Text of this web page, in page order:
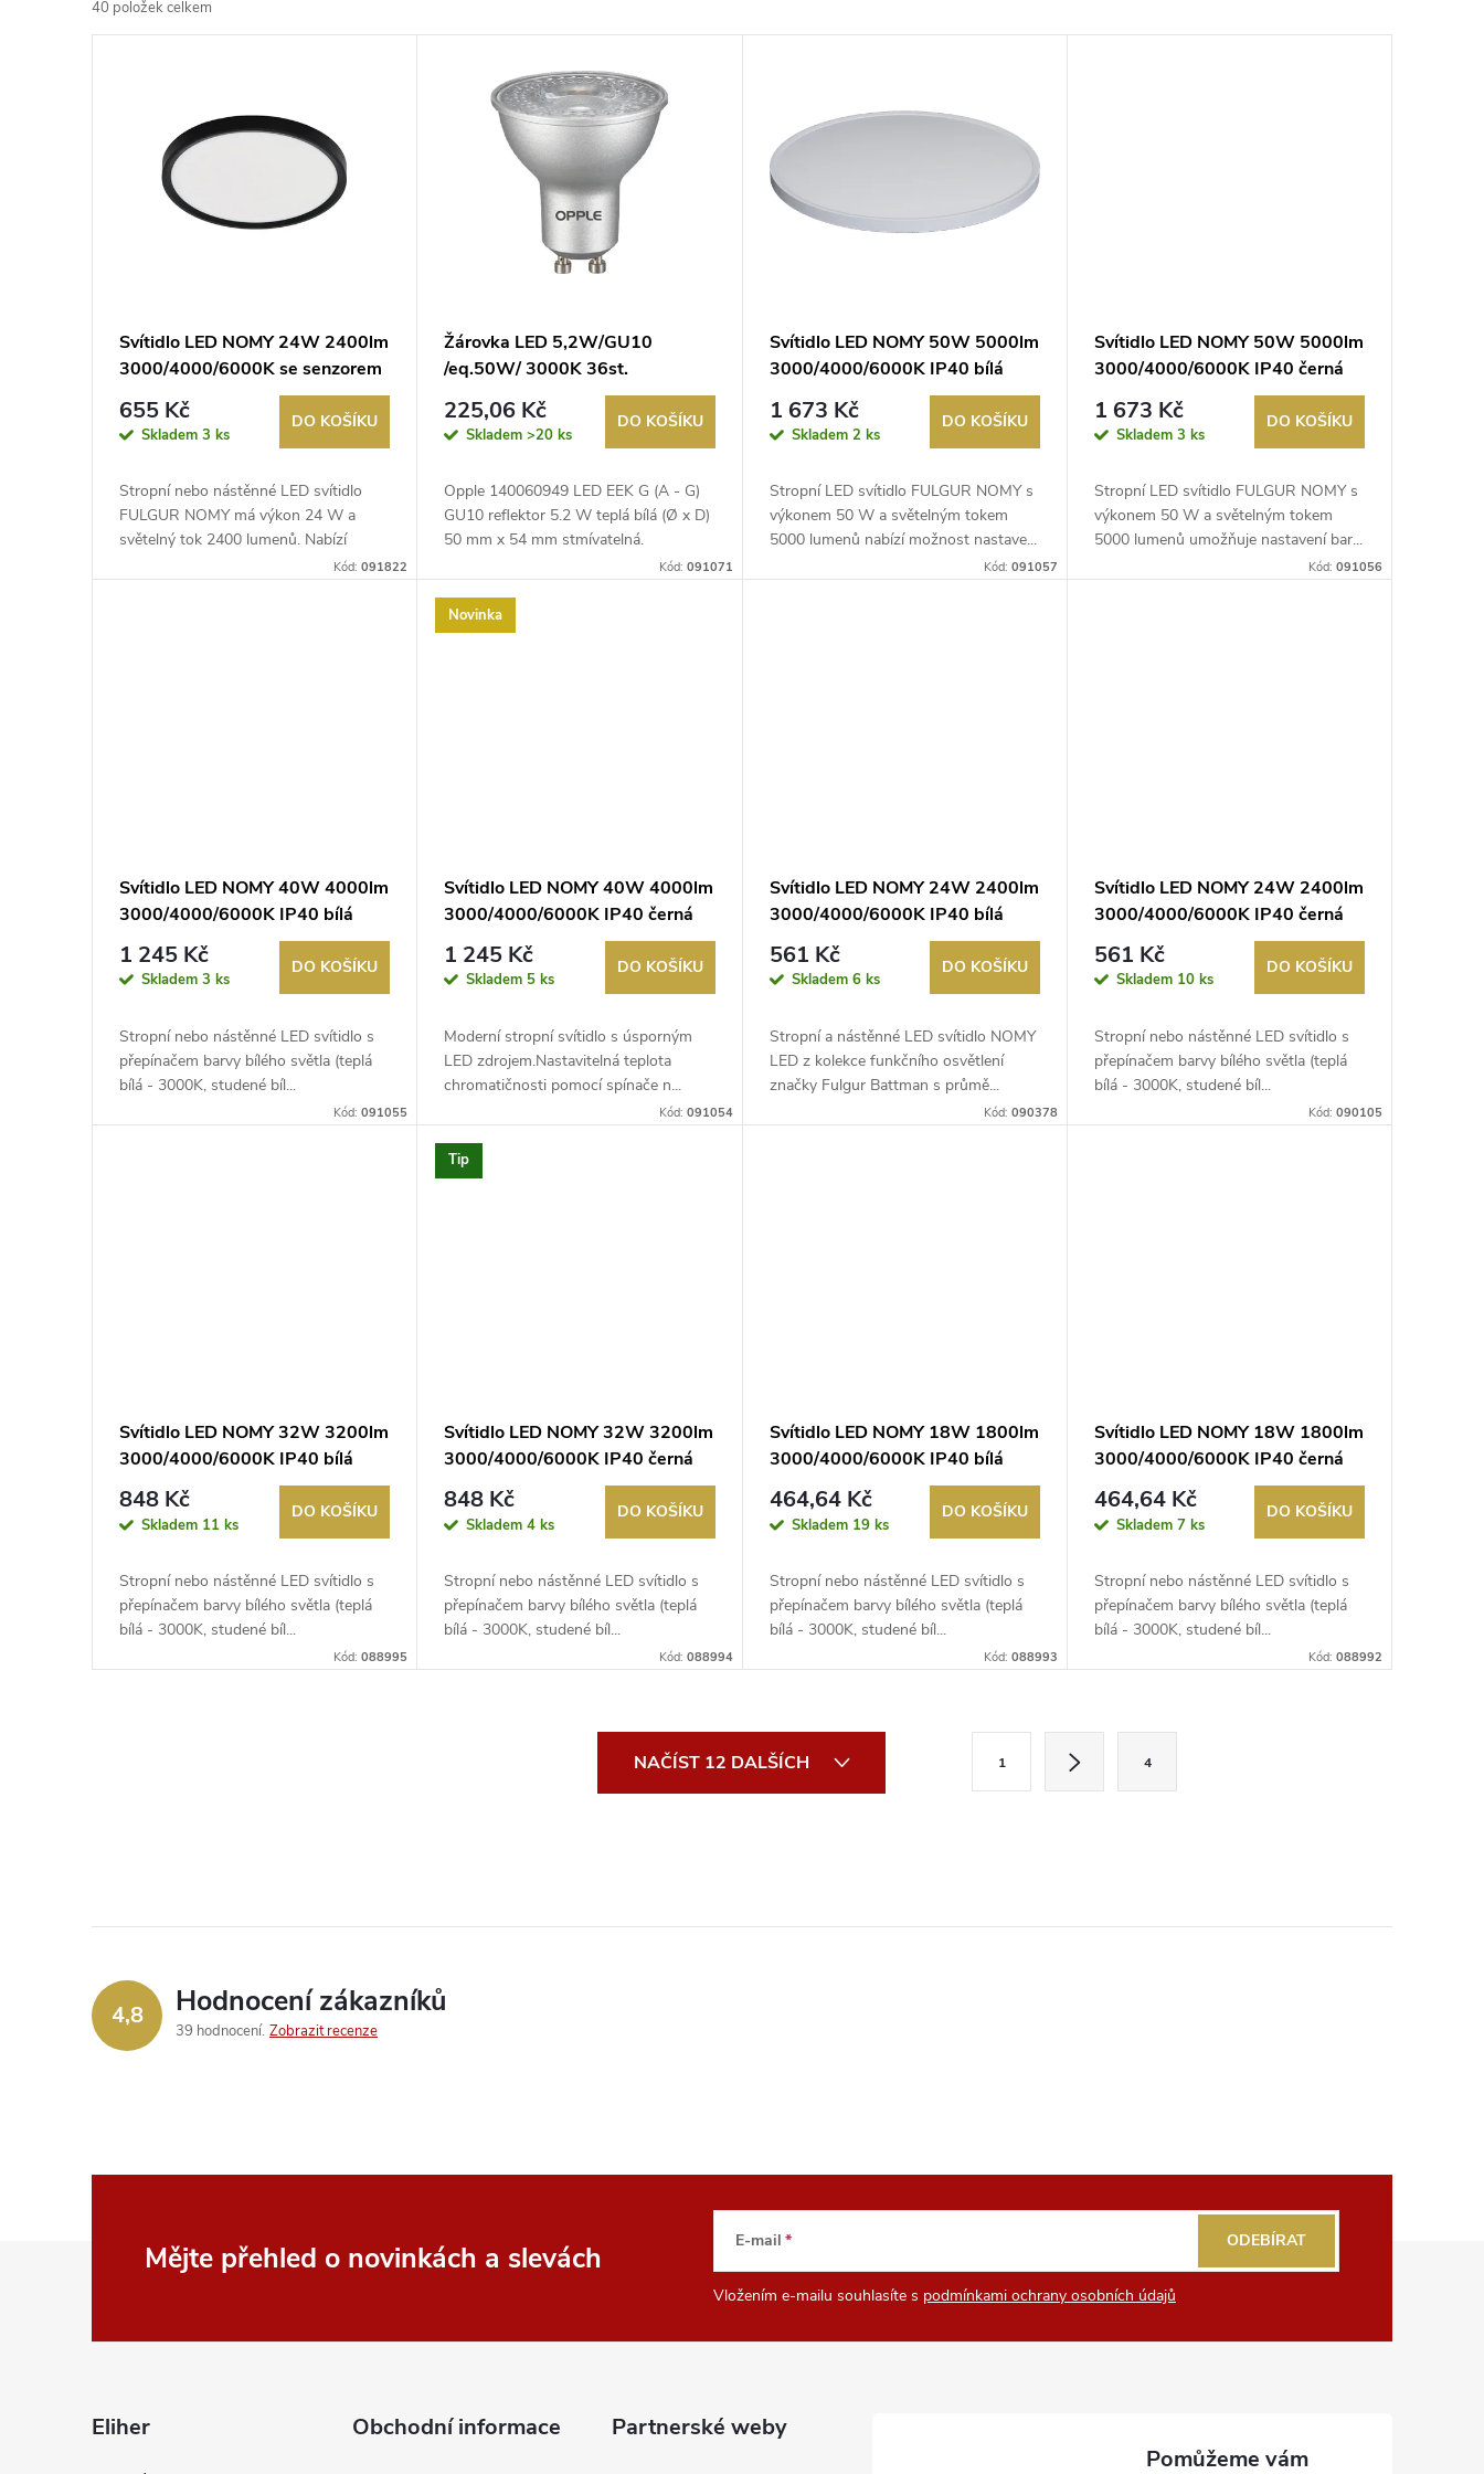
z
t
40 položek celkem
Svítidlo LED NOMY 24W 2400lm
3000/4000/6000K se senzorem
pohybu IP40 černá
655 Kč
Skladem 3 ks
DO KOŠÍKU
Stropní nebo nástěnné LED svítidlo
FULGUR NOMY má výkon 24 W a
světelný tok 2400 lumenů. Nabízí
Kód:091822
Žárovka LED 5,2W/GU10
/eq.50W/ 3000K 36st.
stmívatelná OPPLE
225,06 Kč
Skladem>20 ks
DO KOŠÍKU
Opple 140060949 LED EEK G (A - G)
GU10 reflektor 5.2 W teplá bílá (Ø x D)
50 mm x 54 mm stmívatelná.
Kód: 091071
Svítidlo LED NOMY 50W 5000lm
3000/4000/6000K IP40 bílá
1 673 Kč
Skladem 2 ks
DO KOŠÍKU
Stropní LED svítidlo FULGUR NOMY s
výkonem 50 W a světelným tokem
5000 lumenů nabízí možnost nastave...
Kód: 091057
Svítidlo LED NOMY 50W 5000lm
3000/4000/6000K IP40 černá
1 673 Kč
Skladem 3 ks
DO KOŠÍKU
Stropní LED svítidlo FULGUR NOMY s
výkonem 50 W a světelným tokem
5000 lumenů umožňuje nastavení bar...
Kód: 091056
Svítidlo LED NOMY 40W 4000lm
3000/4000/6000K IP40 bílá
1 245 Kč
Skladem 3 ks
DO KOŠÍKU
Stropní nebo nástěnné LED svítidlo s
přepínačem barvy bílého světla (teplá
bílá - 3000K, studené bíl...
Kód:091055
Novinka
Svítidlo LED NOMY 40W 4000lm
3000/4000/6000K IP40 černá
1 245 Kč
Skladem 5 ks
DO KOŠÍKU
Moderní stropní svítidlo s úsporným
LED zdrojem.Nastavitelná teplota
chromatičnosti pomocí spínače n...
Kód: 091054
Svítidlo LED NOMY 24W 2400lm
3000/4000/6000K IP40 bílá
561 Kč
Skladem 6 ks
DO KOŠÍKU
Stropní a nástěnné LED svítidlo NOMY
LED z kolekce funkčního osvětlení
značky Fulgur Battman s průmě...
Kód: 090378
Svítidlo LED NOMY 24W 2400lm
3000/4000/6000K IP40 černá
561 Kč
Skladem 10 ks
DO KOŠÍKU
Stropní nebo nástěnné LED svítidlo s
přepínačem barvy bílého světla (teplá
bílá - 3000K, studené bíl...
Kód: 090105
Svítidlo LED NOMY 32W 3200lm
3000/4000/6000K IP40 bílá
848 Kč
Skladem 11 ks
DO KOŠÍKU
Stropní nebo nástěnné LED svítidlo s
přepínačem barvy bílého světla (teplá
bílá - 3000K, studené bíl...
Kód:088995
Tip
Svítidlo LED NOMY 32W 3200lm
3000/4000/6000K IP40 černá
848 Kč
Skladem4 ks
DO KOŠÍKU
Stropní nebo nástěnné LED svítidlo s
přepínačem barvy bílého světla (teplá
bílá - 3000K, studené bíl...
Kód: 088994
Svítidlo LED NOMY 18W 1800lm
3000/4000/6000K IP40 bílá
464,64 Kč
Skladem 19 ks
DO KOŠÍKU
Stropní nebo nástěnné LED svítidlo s
přepínačem barvy bílého světla (teplá
bílá - 3000K, studené bíl...
Kód: 088993
Svítidlo LED NOMY 18W 1800lm
3000/4000/6000K IP40 černá
464,64 Kč
Skladem 7 ks
DO KOŠÍKU
Stropní nebo nástěnné LED svítidlo s
přepínačem barvy bílého světla (teplá
bílá - 3000K, studené bíl...
Kód: 088992
d
a
c
p
NAČÍST 12 DALŠÍCH
k
1 4
4,8 Hodnocení zákazníků
39 hodnocení Zobrazit recenze
Mějte přehled o novinkách a slevách E-mail
Vložením e-mailu souhlasíte s podmínkami ochrany osobních údajů
ODEBÍRAT
Eliher Obchodní informace Partnerské weby